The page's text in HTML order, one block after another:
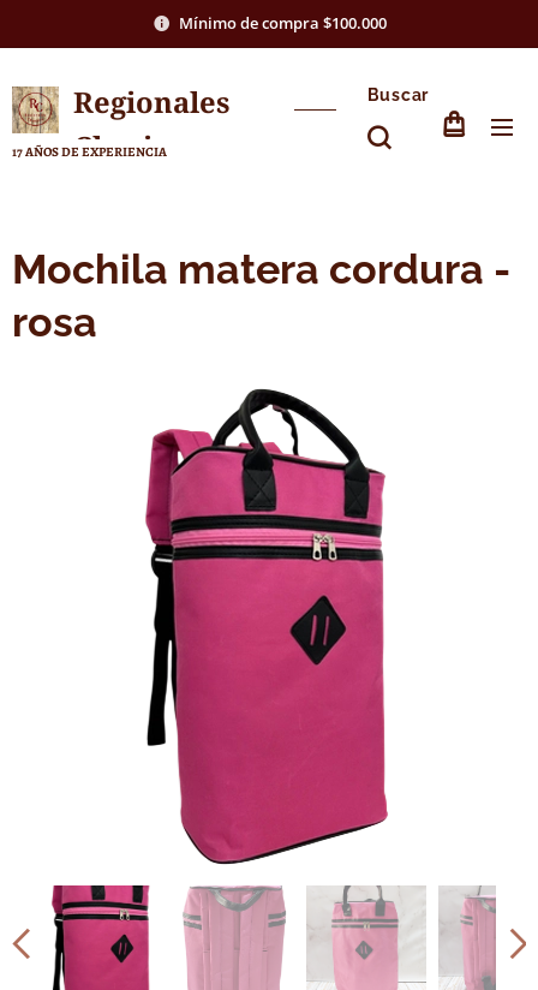
Mínimo de compra $100.000
Regionales
Chasico
17 AÑOS DE EXPERIENCIA
Buscar
Mochila matera cordura -
rosa